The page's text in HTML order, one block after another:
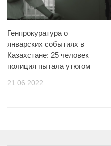
Генпрокуратура о
январских событиях в
Казахстане: 25 человек
полиция пытала утюгом
21.06.2022